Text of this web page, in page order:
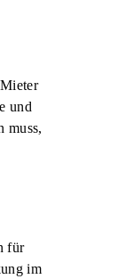
und
muss,
für
im